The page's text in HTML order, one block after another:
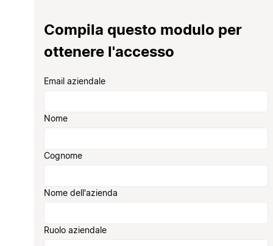
Compila questo modulo per
ottenere l'accesso
Email aziendale
Nome
Cognome
Nome dell'azienda
Ruolo aziendale